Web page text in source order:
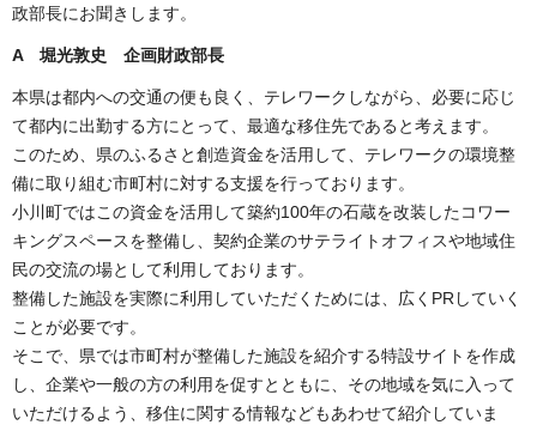
政部長にお聞きします。
A 堀光敦史 企画財政部長
本県は都内への交通の便も良く、テレワークしながら、必要に応じ
て都内に出勤する方にとって、最適な移住先であると考えます。
このため、県のふるさと創造資金を活用して、テレワークの環境整
備に取り組む市町村に対する支援を行っております。
小川町ではこの資金を活用して築約100年の石蔵を改装したコワー
キングスペースを整備し、契約企業のサテライトオフィスや地域住
民の交流の場として利用しております。
整備した施設を実際に利用していただくためには、広くPRしていく
ことが必要です。
そこで、県では市町村が整備した施設を紹介する特設サイトを作成
し、企業や一般の方の利用を促すとともに、その地域を気に入って
いただけるよう、移住に関する情報などもあわせて紹介していま